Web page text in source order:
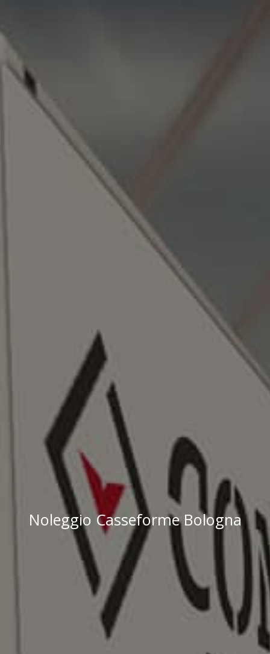
Noleggio Casseforme Bologna